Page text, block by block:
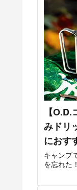
【
みドリ
におす
キャンプ
を忘れた